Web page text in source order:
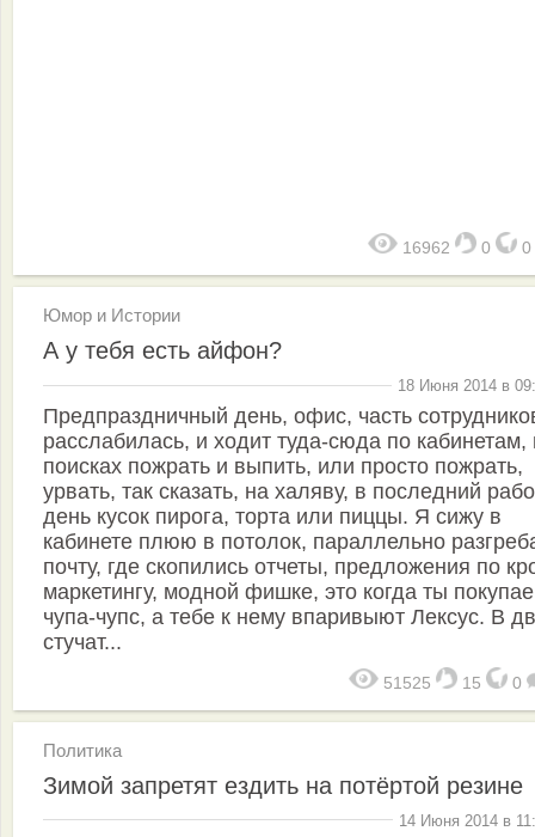
16962 0 0
Юмор и Истории
А у тебя есть айфон?
18 Июня 2014 в
Предпраздничный день, офис, часть
расслабилась, и ходит туда-сюда по кабинетам,
поисках пожрать и выпить, или просто пожрать,
урвать, так сказать, на халяву, в последний
день кусок пирога, торта или пиццы. Я сижу в
кабинете плюю в потолок, параллельно
почту, где скопились отчеты, предложения по
маркетингу, модной фишке, это когда ты
чупа-чупс, а тебе к нему впаривыют Лексус. В
стучат...
51525 15 0
Политика
Зимой запретят ездить на потёртой резине
14 Июня 2014 в